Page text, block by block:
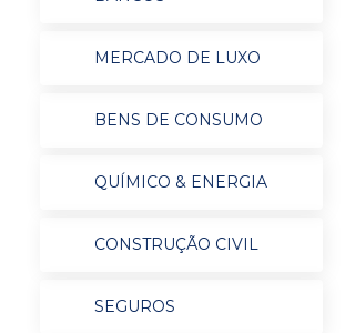
MERCADO DE LUXO
BENS DE CONSUMO
QUÍMICO & ENERGIA
CONSTRUÇÃO CIVIL
SEGUROS